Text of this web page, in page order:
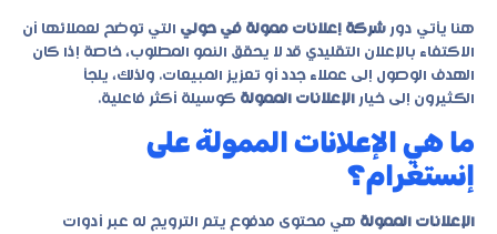
هنا يأتي دور شركة إعلانات ممولة في حولي التي توضح لعملائها أن
الاكتفاء بالإعلان التقليدي قد لا يحقق النمو المطلوب، خاصة إذا كان
الهدف الوصول إلى عملاء جدد أو تعزيز المبيعات. ولذلك، يلجأ
الكثيرون إلى خيار الإعلانات الممولة كوسيلة أكثر فاعلية.
ما هي الإعلانات الممولة على
إنستغرام؟
الإعلانات الممولة هي محتوى مدفوع يتم الترويج له عبر أدوات